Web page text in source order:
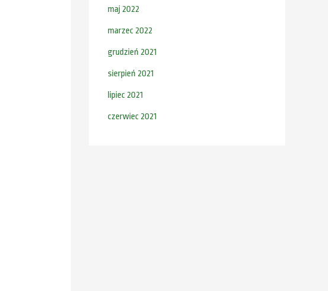
maj 2022
marzec 2022
grudzień 2021
sierpień 2021
lipiec 2021
czerwiec 2021